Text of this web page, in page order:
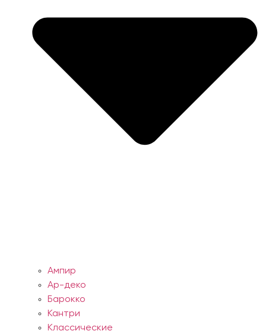
Ампир
Ар-деко
Барокко
Кантри
Классические